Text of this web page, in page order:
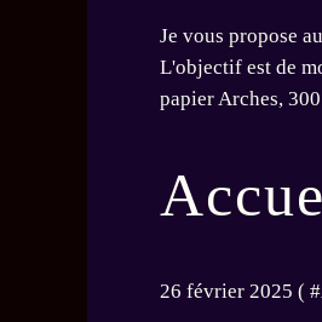
Je vous propose
L'objectif est de
papier Arches,
26 février 2025 ( #